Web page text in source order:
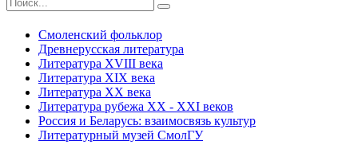
Смоленский фольклор
Древнерусская литература
Литература ХVIII века
Литература ХIХ века
Литература ХХ века
Литература рубежа ХХ - ХХI веков
Россия и Беларусь: взаимосвязь культур
Литературный музей СмолГУ